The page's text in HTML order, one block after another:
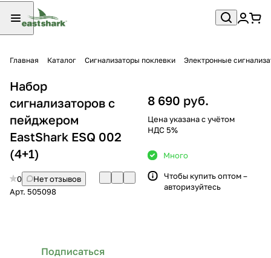
Главная Каталог Сигнализаторы поклевки Электронные
Набор
сигнализаторов с
пейджером
EastShark ESQ 002
(4+1)
0
Нет отзывов
Арт. 505098
Подписаться
8 690 руб.
Цена указана с учётом
НДС 5%
Много
Чтобы купить оптом –
авторизуйтесь